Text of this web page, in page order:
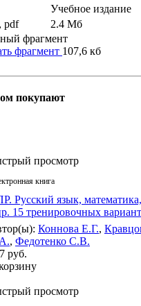
Учебное издание
pdf
2.4 Mб
фрагмент
фрагмент 107,6 кб
покупают
просмотр
книга
Русский язык,
15 тренировочных
Коннова Е.Г.,
, Федотенко С.В.
руб.
просмотр